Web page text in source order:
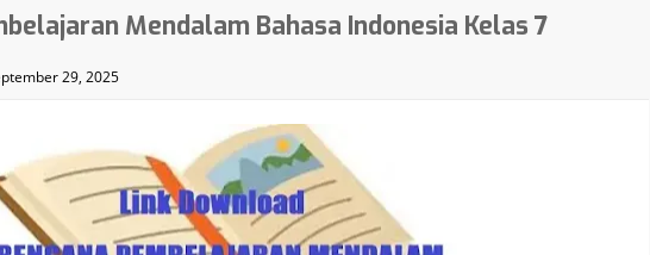
Mendalam Bahasa Indonesia Kelas 7
29, 2025